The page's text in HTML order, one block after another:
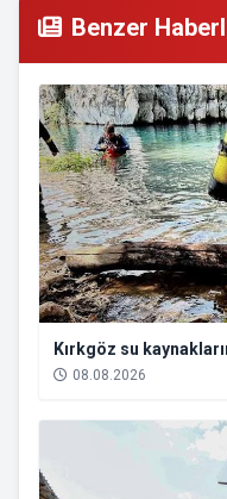
Benzer
Kırkgöz su
08.08.2026